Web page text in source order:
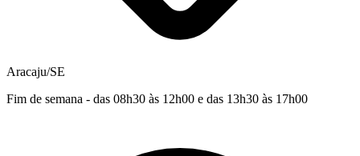
Aracaju/SE
Fim de semana - das 08h30 às 12h00 e das 13h30 às 17h00